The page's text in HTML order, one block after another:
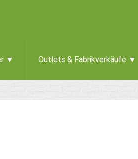
▼ Outlets & Fabrikverkäufe ▼